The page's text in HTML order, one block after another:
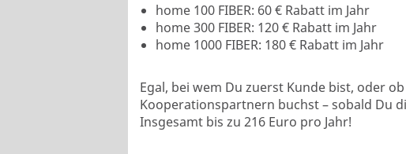
home 100 FIBER: 60 € Rabatt im Jahr
home 300 FIBER: 120 € Rabatt im Jahr
home 1000 FIBER: 180 € Rabatt im Jahr
Egal, bei wem Du zuerst Kunde bist, oder
Kooperationspartnern buchst – sobald Du
Insgesamt bis zu 216 Euro pro Jahr!